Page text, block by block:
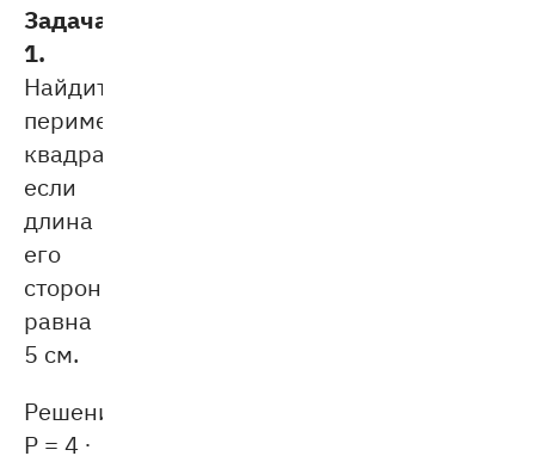
Задача
1.
Найдите
периметр
квадрата,
если
длина
его
стороны
равна
5 см.
Решение:
P = 4 ∙